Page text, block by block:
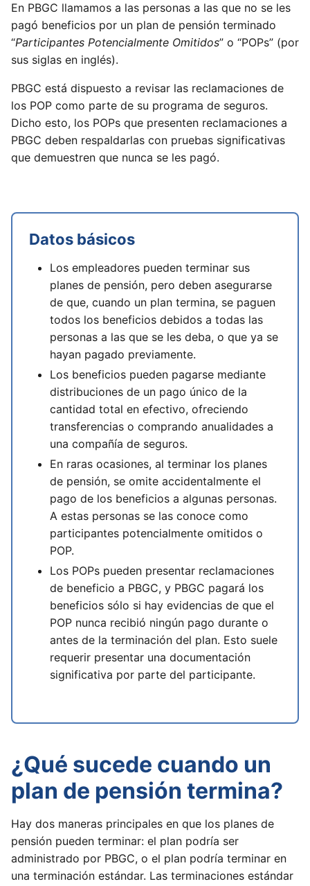
En PBGC llamamos a las personas a las que no se les
pagó beneficios por un plan de pensión terminado
“Participantes Potencialmente Omitidos” o “POPs” (por
sus siglas en inglés).
PBGC está dispuesto a revisar las reclamaciones de
los POP como parte de su programa de seguros.
Dicho esto, los POPs que presenten reclamaciones a
PBGC deben respaldarlas con pruebas significativas
que demuestren que nunca se les pagó.
Datos básicos
Los empleadores pueden terminar sus
planes de pensión, pero deben asegurarse
de que, cuando un plan termina, se paguen
todos los beneficios debidos a todas las
personas a las que se les deba, o que ya se
hayan pagado previamente.
Los beneficios pueden pagarse mediante
distribuciones de un pago único de la
cantidad total en efectivo, ofreciendo
transferencias o comprando anualidades a
una compañía de seguros.
En raras ocasiones, al terminar los planes
de pensión, se omite accidentalmente el
pago de los beneficios a algunas personas.
A estas personas se las conoce como
participantes potencialmente omitidos o
POP.
Los POPs pueden presentar reclamaciones
de beneficio a PBGC, y PBGC pagará los
beneficios sólo si hay evidencias de que el
POP nunca recibió ningún pago durante o
antes de la terminación del plan. Esto suele
requerir presentar una documentación
significativa por parte del participante.
¿Qué sucede cuando un
plan de pensión termina?
Hay dos maneras principales en que los planes de
pensión pueden terminar: el plan podría ser
administrado por PBGC, o el plan podría terminar en
una terminación estándar. Las terminaciones estándar